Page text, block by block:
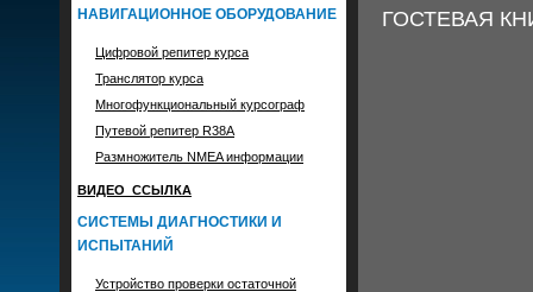
НАВИГАЦИОННОЕ ОБОРУДОВАНИЕ
Цифровой репитер курса
Транслятор курса
Многофункциональный курсограф
Путевой репитер R38A
Размножитель NMEA информации
ВИДЕО_ССЫЛКА
СИСТЕМЫ ДИАГНОСТИКИ И
ИСПЫТАНИЙ
Устройство проверки остаточной
ГОСТЕВАЯ